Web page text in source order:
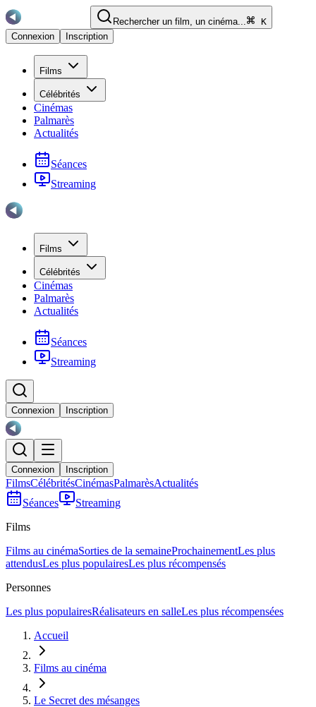
Rechercher un film, un cinéma...
K
Connexion
Inscription
Films
Célébrités
Cinémas
Palmarès
Actualités
Séances
Streaming
Films
Célébrités
Cinémas
Palmarès
Actualités
Séances
Streaming
Connexion Inscription
Connexion Inscription
FilmsCélébritésCinémasPalmarèsActualités
Séances
Streaming
Films
Films au cinémaSorties de la semaineProchainementLes plus
attendusLes plus populairesLes plus récompensés
Personnes
Les plus populairesRéalisateurs en salleLes plus récompensées
Accueil
Films au cinéma
Le Secret des mésanges